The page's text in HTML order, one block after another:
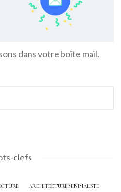
dans votre boîte mail.
clefs
ARCHITECTURE MINIMALISTE